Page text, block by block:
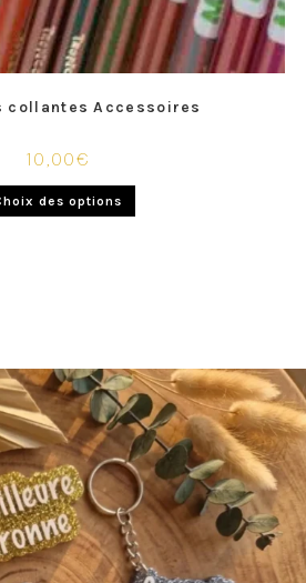
collantes Accessoires
10,00€
des options